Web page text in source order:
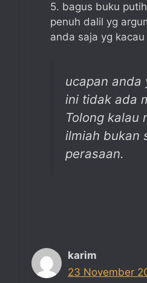
5. bagus buku
penuh dalil yg
anda saja yg
ucapan anda
ini tidak ada
Tolong kalau
ilmiah bukan
perasaan.
karim
23 November